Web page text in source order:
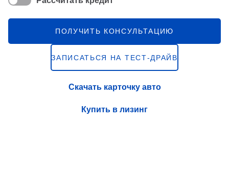
ПОЛУЧИТЬ КОНСУЛЬТАЦИЮ
ЗАПИСАТЬСЯ НА ТЕСТ-ДРАЙВ
Скачать карточку авто
Купить в лизинг